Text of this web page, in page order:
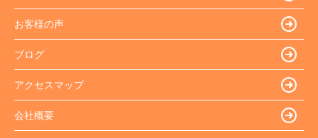
お客様の声
ブログ
アクセスマップ
会社概要